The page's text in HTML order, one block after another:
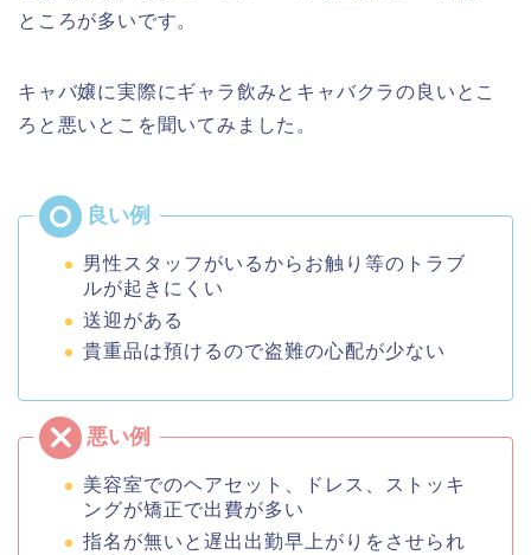
ところが多いです。
キャバ嬢に実際にギャラ飲みとキャバクラの良いとこ
ろと悪いとこを聞いてみました。
男性スタッフがいるからお触り等のトラブ
ルが起きにくい
送迎がある
貴重品は預けるので盗難の心配が少ない
美容室でのヘアセット、ドレス、ストッキ
ングが矯正で出費が多い
指名が無いと遅出出勤早上がりをさせられ